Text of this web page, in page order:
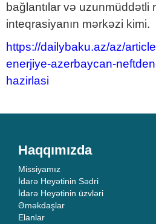
bağlantılar və uzunmüddətli
inteqrasiyanın mərkəzi kimi.
https://dailybaku.az/az/
enerjiye-azerbaycan-
hazirlasi
Haqqımızda
Missiyamız
İdarə Heyətinin Sədri
İdarə Heyətinin üzvləri
Əməkdaşlar
Elanlar